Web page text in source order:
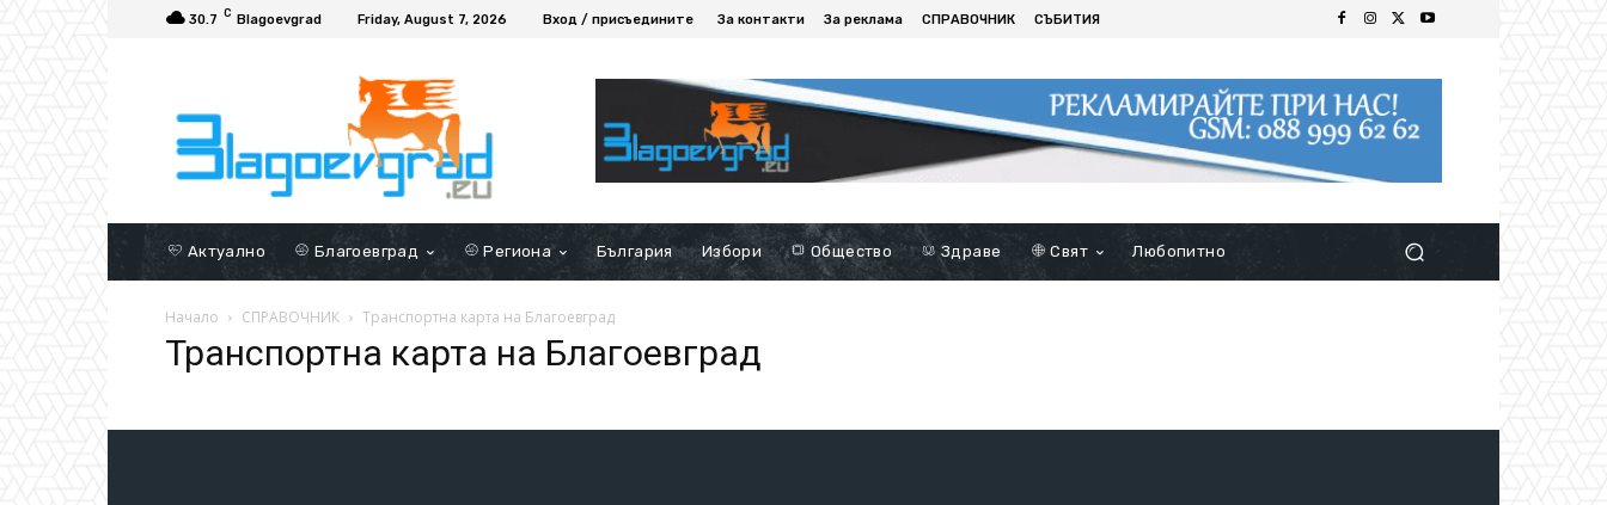
30.7 C Blagoevgrad Friday, August 7, 2026 Вход / присъедините За контакти За реклама СПРАВОЧНИК СЪБИТИЯ
Актуално Благоевград Региона България Избори Общество Здраве Свят Любопитно
Начало СПРАВОЧНИК Транспортна карта на Благоевград
Транспортна карта на Благоевград